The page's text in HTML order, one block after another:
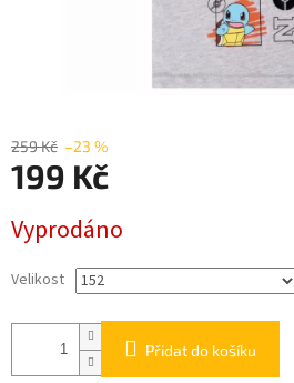
259 Kč –23 %
199 Kč
cena:
Vyprodáno
Velikost
Přidat do košíku